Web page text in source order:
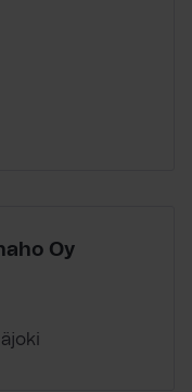
Oy